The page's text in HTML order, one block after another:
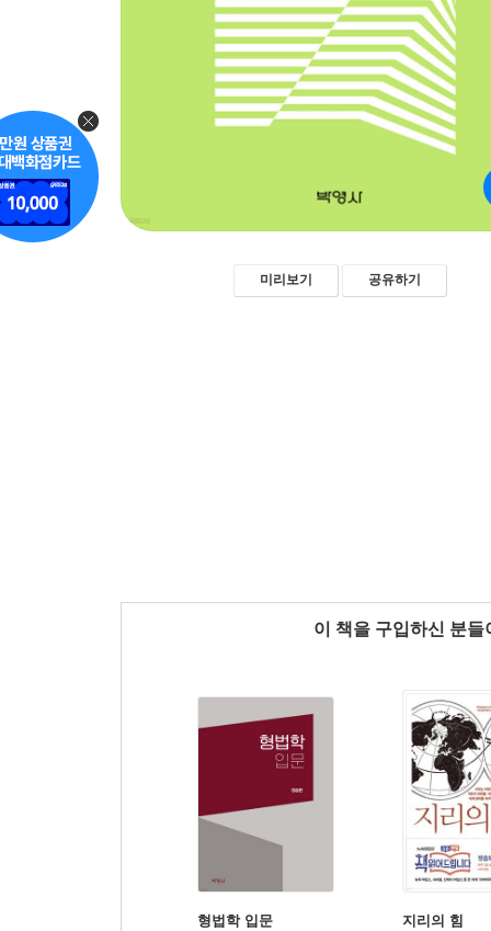
미리보기 공유하기
이 책을 구입하신 분
형법학 입문 지리의 힘